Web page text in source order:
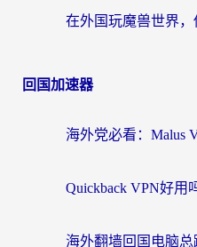
回国加速器